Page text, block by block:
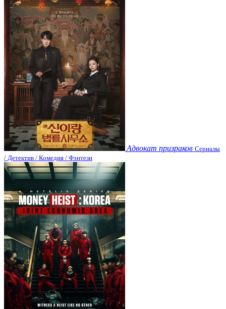
Адвокат призраков Сериалы
/ Детектив / Комедия / Фэнтези